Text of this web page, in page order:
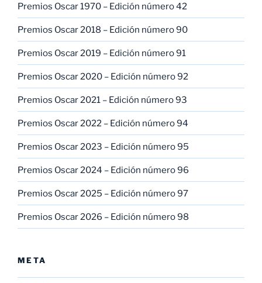
Premios Oscar 1970 – Edición número 42
Premios Oscar 2018 – Edición número 90
Premios Oscar 2019 – Edición número 91
Premios Oscar 2020 – Edición número 92
Premios Oscar 2021 – Edición número 93
Premios Oscar 2022 – Edición número 94
Premios Oscar 2023 – Edición número 95
Premios Oscar 2024 – Edición número 96
Premios Oscar 2025 – Edición número 97
Premios Oscar 2026 – Edición número 98
META